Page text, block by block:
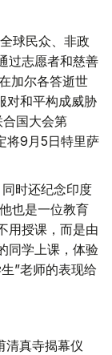
球民众、非政
过志愿者和慈善
加尔各答逝世
对和平构成威胁
国大会第
将9月5日特里萨
时还纪念印度
也是一位教育
用授课，而是由
同学上课，体验
”老师的表现给
清真寺揭幕仪